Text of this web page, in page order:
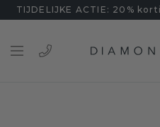
TIJDELIJKE ACTIE: 20%